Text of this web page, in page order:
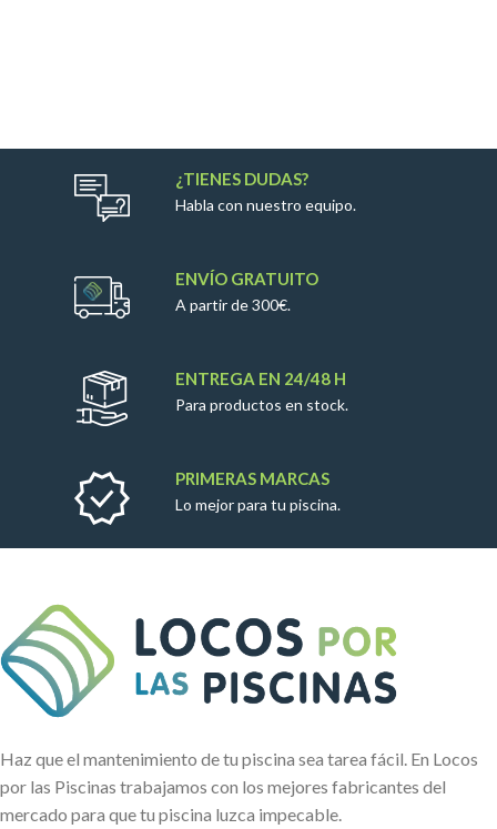
¿TIENES DUDAS?
Habla con nuestro equipo.
ENVÍO GRATUITO
A partir de 300€.
ENTREGA EN 24/48 H
Para productos en stock.
PRIMERAS MARCAS
Lo mejor para tu piscina.
Haz que el mantenimiento de tu piscina sea tarea fácil. En Locos
por las Piscinas trabajamos con los mejores fabricantes del
mercado para que tu piscina luzca impecable.